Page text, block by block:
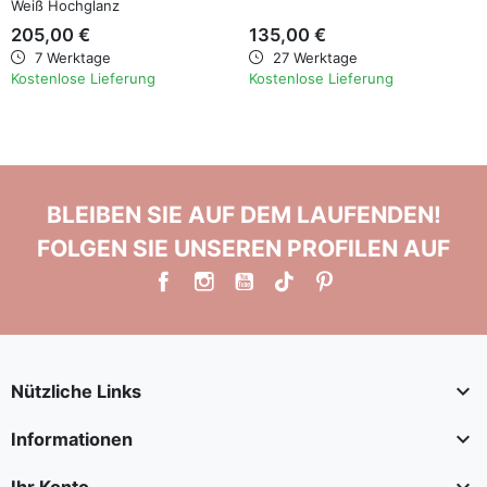
Weiß Hochglanz
205,00 €
7 Werktage
Kostenlose Lieferung
135,00 €
27 Werktage
Kostenlose Lieferung
BLEIBEN SIE AUF DEM LAUFENDEN!
FOLGEN SIE UNSEREN PROFILEN AUF
Nützliche Links 
Informationen 